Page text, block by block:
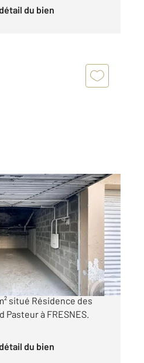
détail du bien
€
vous propose ce garage
situé Résidence des
Pasteur à FRESNES.
détail du bien